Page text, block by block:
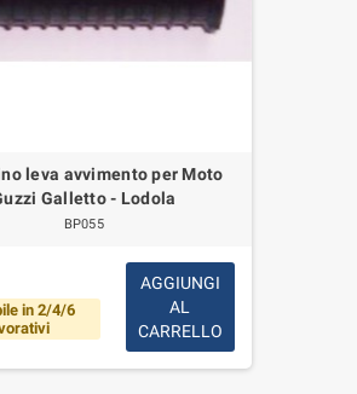
leva avvimento per Moto
Galletto - Lodola
BP055
in 2/4/6
AGGIUNGI
AL
CARRELLO